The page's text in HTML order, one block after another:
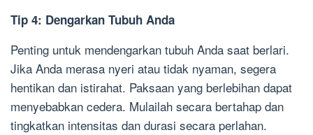
Tip 4: Dengarkan Tubuh Anda
Penting untuk mendengarkan tubuh Anda saat berlari.
Jika Anda merasa nyeri atau tidak nyaman, segera
hentikan dan istirahat. Paksaan yang berlebihan dapat
menyebabkan cedera. Mulailah secara bertahap dan
tingkatkan intensitas dan durasi secara perlahan.